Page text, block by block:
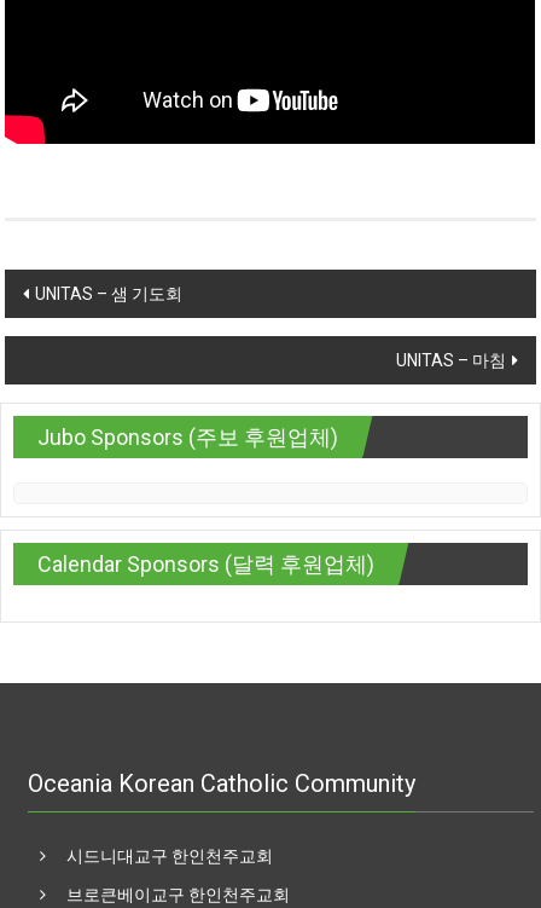
Post navigation
UNITAS – 샘 기도회
UNITAS – 마침
Jubo Sponsors (주보 후원업체)
Calendar Sponsors (달력 후원업체)
Oceania Korean Catholic Community
시드니대교구 한인천주교회
브로큰베이교구 한인천주교회